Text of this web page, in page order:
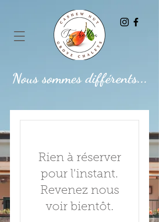
Nous sommes différents...
Rien à réserver
pour l'instant.
Revenez nous
voir bientôt.